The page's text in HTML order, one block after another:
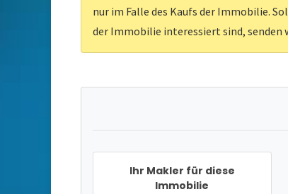
nur im Falle des Kaufs der Immobilie.
der Immobilie interessiert sind, senden
Ihr Makler für diese
Immobilie